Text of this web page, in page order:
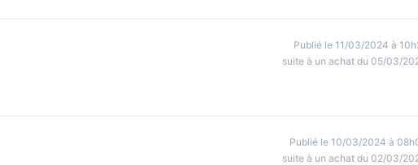
Publié le 11/03/2024 à
suite à un achat du 05/03/
Publié le 10/03/2024 à
suite à un achat du 02/03/